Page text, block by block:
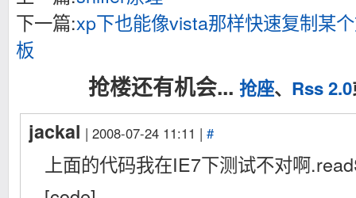
下一篇:xp下也能像vista那样快速复制某
板
抢楼还有机会... 抢座、 Rss 2.0
jackal | 2008-07-24 11:11 | #
上面的代码我在IE7下测试不对啊